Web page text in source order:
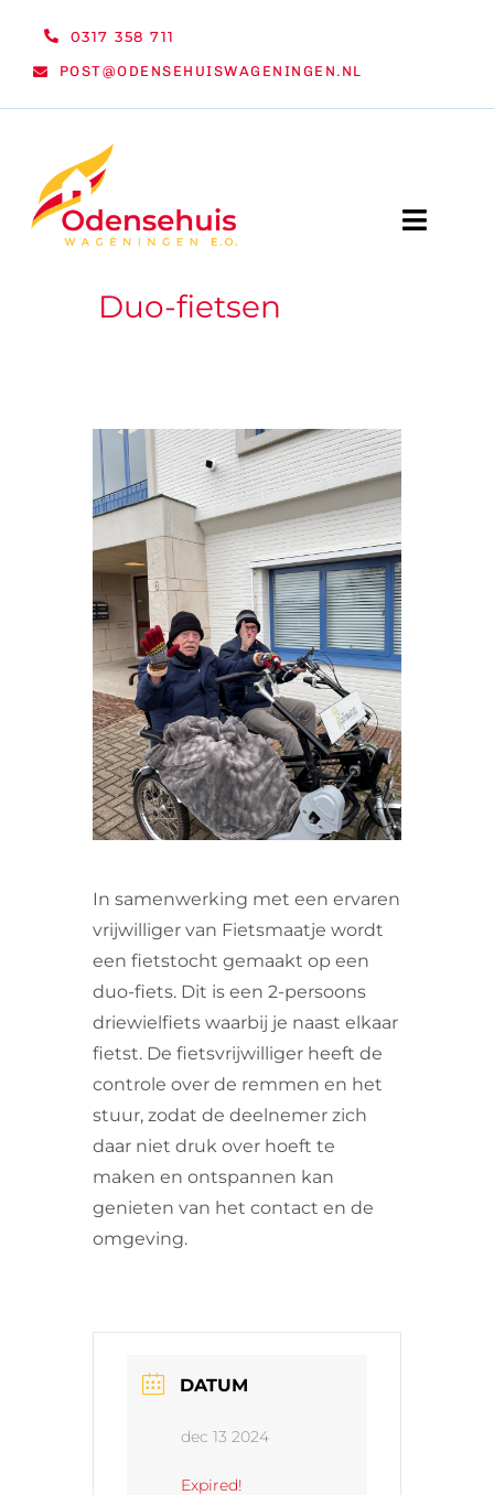
0317 358 711
POST@ODENSEHUISWAGENINGEN.NL
Toggle
WELKOM
ORGANISATIE
VRIJWILLIGERS & STAGIAIRES
CONTACT
Duo-fietsen
In samenwerking met een ervaren
vrijwilliger van Fietsmaatje wordt
een fietstocht gemaakt op een
duo-fiets. Dit is een 2-persoons
driewielfiets waarbij je naast elkaar
fietst. De fietsvrijwilliger heeft de
controle over de remmen en het
stuur, zodat de deelnemer zich
daar niet druk over hoeft te
maken en ontspannen kan
genieten van het contact en de
omgeving.
DATUM
dec 13 2024
Expired!